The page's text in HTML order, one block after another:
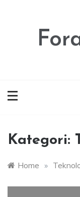
Kategori:
Home »